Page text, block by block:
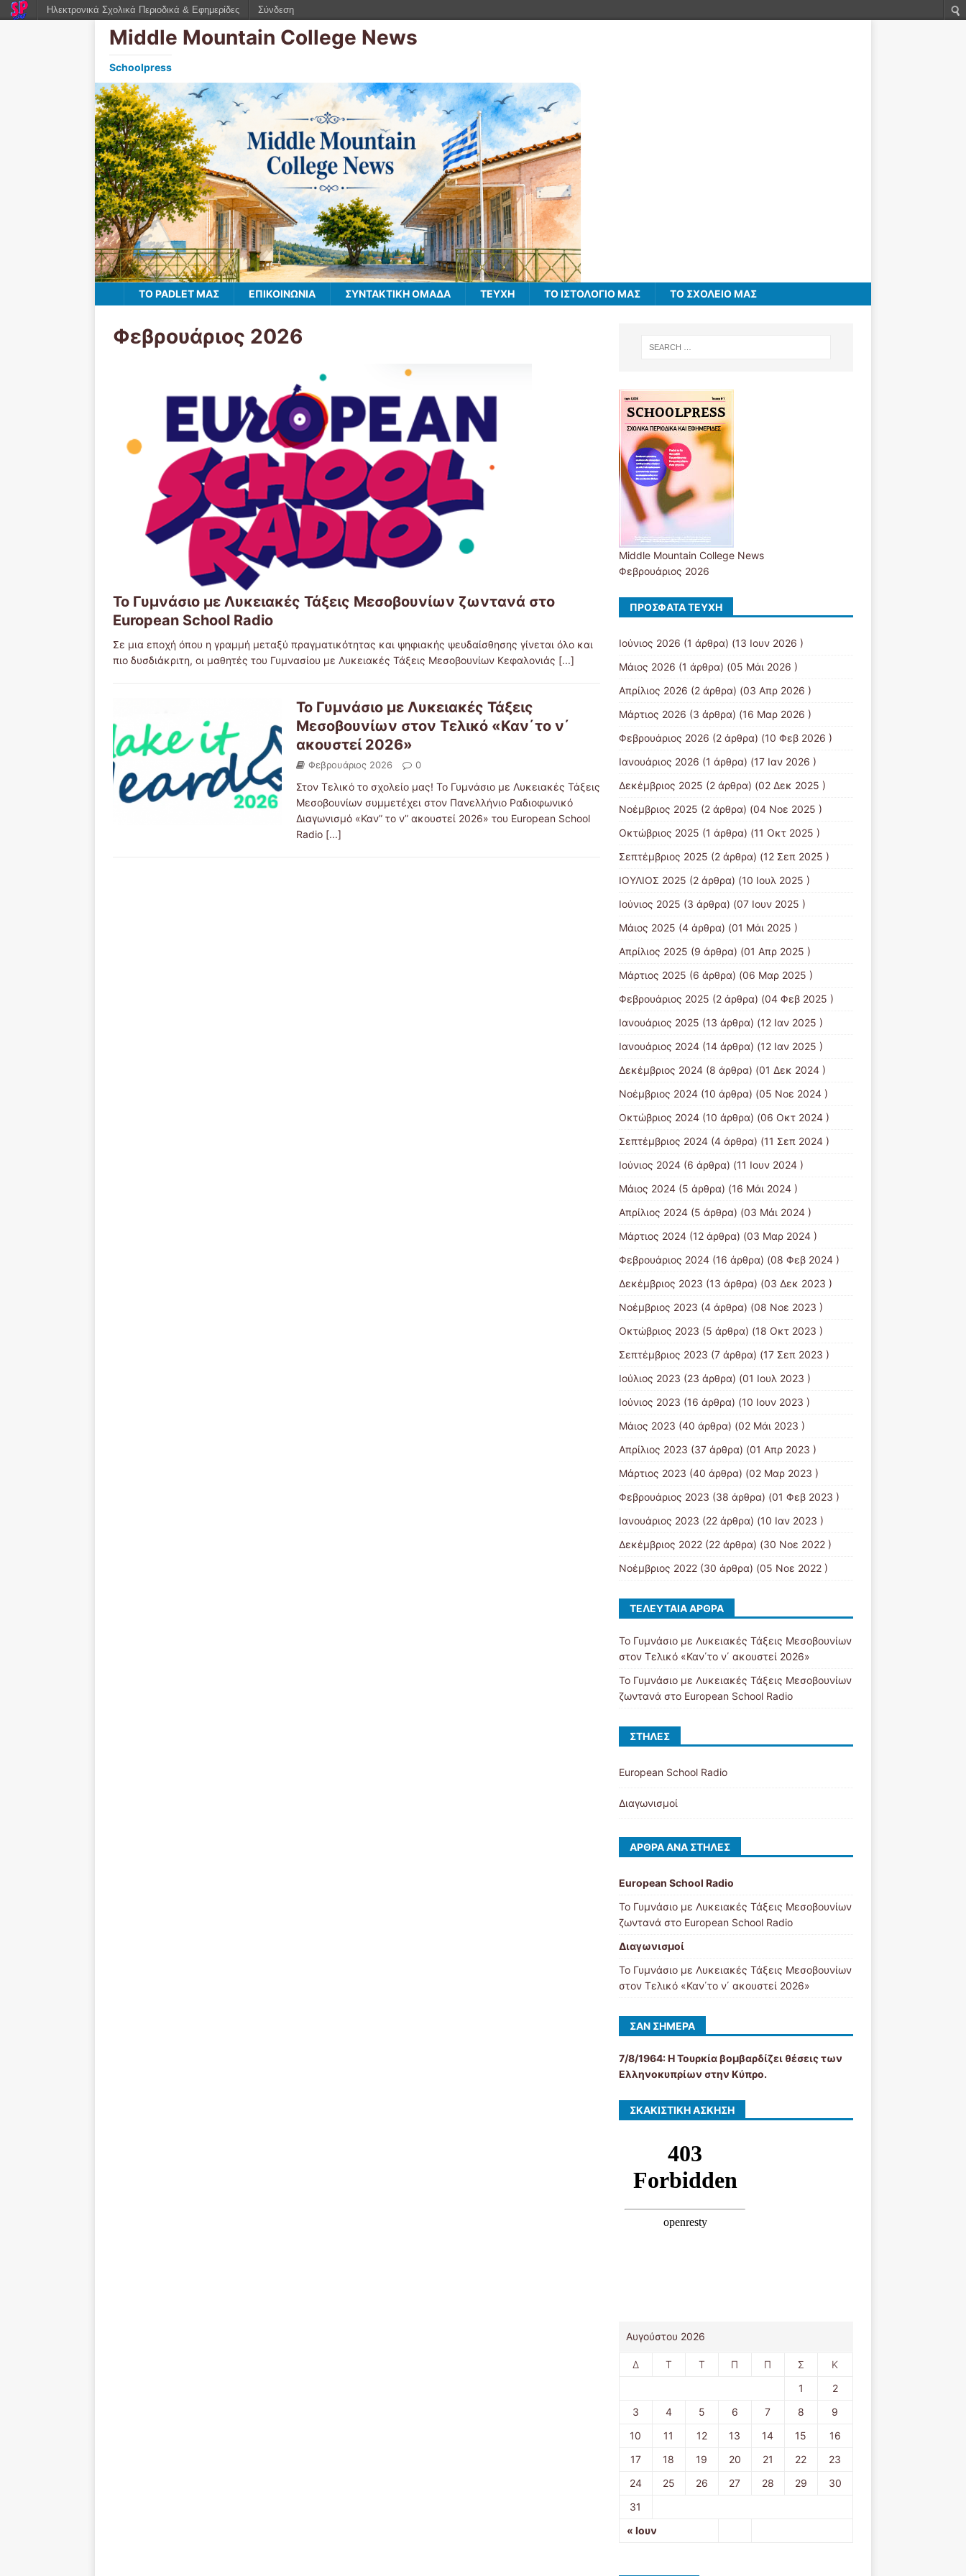
Middle Mountain College News
Schoolpress
TO PADLET ΜΑΣ ΕΠΙΚΟΙΝΩΝΙΑ ΣΥΝΤΑΚΤΙΚΗ ΟΜΑΔΑ ΤΕΥΧΗ ΤΟ ΙΣΤΟΛΌΓΙΌ ΜΑΣ ΤΟ ΣΧΟΛΕΙΟ ΜΑΣ
Φεβρουάριος 2026
Το Γυμνάσιο με Λυκειακές Τάξεις Μεσοβουνίων ζωντανά στο
European School Radio
Σε μια εποχή όπου η γραμμή μεταξύ πραγματικότητας και ψηφιακής ψευδαίσθησης γίνεται όλο και
πιο δυσδιάκριτη, οι μαθητές του Γυμνασίου με Λυκειακές Τάξεις Μεσοβουνίων Κεφαλονιάς [...]
Το Γυμνάσιο με Λυκειακές Τάξεις
Μεσοβουνίων στον Τελικό «Καν΄το ν΄
ακουστεί 2026»
Φεβρουάριος 2026 0
Στον Τελικό το σχολείο μας! Το Γυμνάσιο με Λυκειακές Τάξεις
Μεσοβουνίων συμμετέχει στον Πανελλήνιο Ραδιοφωνικό
Διαγωνισμό «Καν” το ν” ακουστεί 2026» του European School
Radio [...]
Middle Mountain College News
Φεβρουάριος 2026
ΠΡΌΣΦΑΤΑ ΤΕΎΧΗ
Ιούνιος 2026 (1 άρθρα) (13 Ιουν 2026 )
Μάιος 2026 (1 άρθρα) (05 Μάι 2026 )
Απρίλιος 2026 (2 άρθρα) (03 Απρ 2026 )
Μάρτιος 2026 (3 άρθρα) (16 Μαρ 2026 )
Φεβρουάριος 2026 (2 άρθρα) (10 Φεβ 2026 )
Ιανουάριος 2026 (1 άρθρα) (17 Ιαν 2026 )
Δεκέμβριος 2025 (2 άρθρα) (02 Δεκ 2025 )
Νοέμβριος 2025 (2 άρθρα) (04 Νοε 2025 )
Οκτώβριος 2025 (1 άρθρα) (11 Οκτ 2025 )
Σεπτέμβριος 2025 (2 άρθρα) (12 Σεπ 2025 )
ΙΟΥΛΙΟΣ 2025 (2 άρθρα) (10 Ιουλ 2025 )
Ιούνιος 2025 (3 άρθρα) (07 Ιουν 2025 )
Μάιος 2025 (4 άρθρα) (01 Μάι 2025 )
Απρίλιος 2025 (9 άρθρα) (01 Απρ 2025 )
Μάρτιος 2025 (6 άρθρα) (06 Μαρ 2025 )
Φεβρουάριος 2025 (2 άρθρα) (04 Φεβ 2025 )
Ιανουάριος 2025 (13 άρθρα) (12 Ιαν 2025 )
Ιανουάριος 2024(14 άρθρα) (12 Ιαν 2025 )
Δεκέμβριος 2024(8 άρθρα) (01 Δεκ 2024 )
Νοέμβριος 2024(10 άρθρα) (05 Νοε 2024 )
Οκτώβριος 2024(10 άρθρα) (06 Οκτ 2024 )
Σεπτέμβριος 2024(4 άρθρα) (11 Σεπ 2024 )
Ιούνιος 2024(6 άρθρα) (11 Ιουν 2024 )
Μάιος 2024(5 άρθρα) (16 Μάι 2024 )
Απρίλιος 2024(5 άρθρα) (03 Μάι 2024 )
Μάρτιος 2024(12 άρθρα) (03 Μαρ 2024 )
Φεβρουάριος 2024(16 άρθρα) (08 Φεβ 2024 )
Δεκέμβριος 2023 (13 άρθρα) (03 Δεκ 2023 )
Νοέμβριος 2023 (4 άρθρα) (08 Νοε 2023 )
Οκτώβριος 2023 (5 άρθρα) (18 Οκτ 2023 )
Σεπτέμβριος 2023 (7 άρθρα) (17 Σεπ 2023 )
Ιούλιος 2023 (23 άρθρα) (01 Ιουλ 2023 )
Ιούνιος 2023 (16 άρθρα) (10 Ιουν 2023 )
Μάιος 2023 (40 άρθρα) (02 Μάι 2023 )
Απρίλιος 2023 (37 άρθρα) (01 Απρ 2023 )
Μάρτιος 2023 (40 άρθρα) (02 Μαρ 2023 )
Φεβρουάριος 2023 (38 άρθρα) (01 Φεβ 2023 )
Ιανουάριος 2023 (22 άρθρα) (10 Ιαν 2023 )
Δεκέμβριος 2022(22 άρθρα) (30 Νοε 2022 )
Νοέμβριος 2022(30 άρθρα) (05 Νοε 2022 )
ΤΕΛΕΥΤΑΊΑ ΆΡΘΡΑ
Το Γυμνάσιο με Λυκειακές Τάξεις Μεσοβουνίων
στον Τελικό «Καν΄το ν΄ ακουστεί 2026»
Το Γυμνάσιο με Λυκειακές Τάξεις Μεσοβουνίων
ζωντανά στο European School Radio
ΣΤΉΛΕΣ
European School Radio
Διαγωνισμοί
ΆΡΘΡΑ ΑΝΆ ΣΤΉΛΕΣ
European School Radio
Το Γυμνάσιο με Λυκειακές Τάξεις Μεσοβουνίων
ζωντανά στο European School Radio
Διαγωνισμοί
Το Γυμνάσιο με Λυκειακές Τάξεις Μεσοβουνίων
στον Τελικό «Καν΄το ν΄ ακουστεί 2026»
ΣΑΝ ΣΉΜΕΡΑ
7/8/1964: Η Τουρκία βομβαρδίζει θέσεις των
Ελληνοκυπρίων στην Κύπρο.
ΣΚΑΚΙΣΤΙΚΉ ΆΣΚΗΣΗ
Αυγούστου 2026
Δ Τ Τ Π Π Σ Κ
« Ιουν
1
2
3
4 5 6 7 8
9
10
11 12 13 14 15
16
17
18 19 20 21 22
23
24
25 26 27 28 29
30
31
Ηλεκτρονικά Σχολικά Περιοδικά & Εφημερίδες Σύνδεση